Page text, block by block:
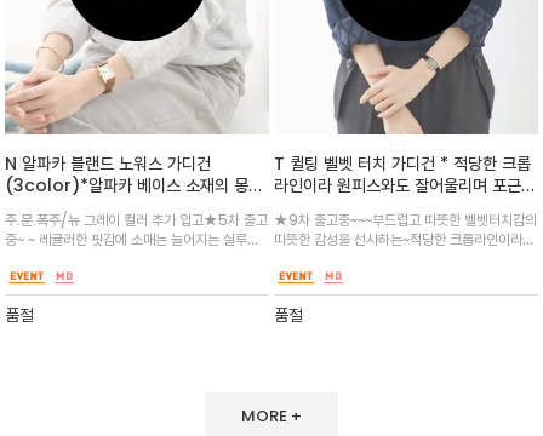
N 알파카 블랜드 노워스 가디건
(3color)*알파카 베이스 소재의 몽글
몽글한 텍스처와 멋스러운 색감이 사랑
스러운 라운드 가디건
주.문.폭주/뉴 그레이 컬러 추가 입고★5차 출고
중~ ~ 레귤러한 핏감에 소매는 늘어지는 실루엣
럽고 세련된 캐쥬얼룩을 연출
품절
T 퀼팅 벨벳 터치 가디건 * 적당한 크롭
라인이라 원피스와도 잘어울리며 포근한
고 유연하여 카디건처럼 편안하게 걸치
기 좋으며 깔끔한 라운드넥 디자인이라
데일리 만능 아이템
★9차 출고중~~~부드럽고 따뜻한 벨벳터치감의
따뜻한 감성을 선사하는~적당한 크롭라인이라
께 하세요^^
품절
MORE +